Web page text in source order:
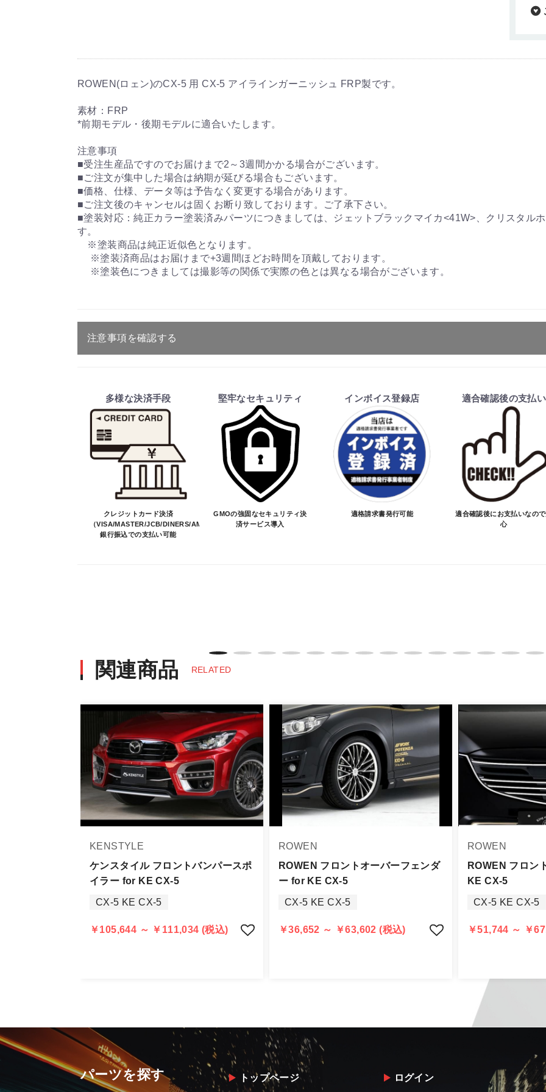
お買物を続ける
ROWEN(ロェン)のCX-5 用 CX-5 アイラインガーニッシュ FRP製です。
素材：FRP
*前期モデル・後期モデルに適合いたします。
注意事項
■受注生産品ですのでお届けまで2～3週間かかる場合がございます。
■ご注文が集中した場合は納期が延びる場合もございます。
■価格、仕様、データ等は予告なく変更する場合があります。
■ご注文後のキャンセルは固くお断り致しております。ご了承下さい。
■塗装対応：純正カラー塗装済みパーツにつきましては、ジェットブラックマイカ<41W>、クリスタル
す。
※塗装商品は純正近似色となります。
※塗装済商品はお届けまで+3週間ほどお時間を頂戴しております。
※塗装色につきましては撮影等の関係で実際の色とは異なる場合がございます。
注意事項を確認する
・ご注文受付後、メーカーに適合確認を行い、商品の価格・送料及び納期の正式なご連絡をしてか
そのため、ご注文後に適合確認を行い、適合しない場合はキャンセル可能です。
※商品はメーカー品のため予告無く価格が変わる場合があります。
※商品は予告無く生産及び販売不可となる場合があります。
・ご注文前の納期のお問い合わせは、ご注文時と納期が異なるトラブルが発生致しますのでお受け
納期を知りたい場合は、一旦ご注文のお手続きをお願い致します。
決済について
・ご注文後にメーカー確認を行い、商品が愛車に合うことを確認してから決済となります。
・決済後の正式注文後のキャンセルや変更は不可となりますので、商品やカラー等、お間違い無い
商品名や説明等でご確認ください。
・エアロパーツ・マフラー等の大型商品は、個人宅への直送・営業所止めができないことがあるこ
また、小さな商品でも、メーカーによっては個人宅直送・営業所止めが不可の場合がございます。
・発送先に、塗装・取付店等の業者様をご指定することをお奨め致します。
・メーカーによっては、配送先が自動車関連業者でなければ、配送出来ないことがあることは予め
お届け商品について
商品到着後は速やかに開封のうえ、中身をご確認下さい。
万一、商品に不具合があった場合は商品出荷後5日以内にご連絡をお願いします。
なお、塗装・加工・装着後の交換や返品は、理由を問わず一切お受けできません。
当社よりメーカー・運送会社へ状況報告・確認の上、同等品・代替品への交換対応の手配をさせて
多様な決済手段
クレジットカード決済
（VISA/MASTER/JCB/DINERS/AMEX）、
銀行振込での支払い可能
堅牢なセキュリティ
GMOの強固なセキュリティ決
済サービス導入
インボイス登録店
適格請求書発行可能
適合確認後の支払い
適合確認後にお支払いなの
心
関連商品 RELATED
KENSTYLE
ケンスタイル フロントバンパースポ
イラー for KE CX-5
CX-5 KE CX-5
￥105,644 ～ ￥111,034 (税込)
ROWEN
ROWEN フロントオーバーフェンダ
ー for KE CX-5
CX-5 KE CX-5
￥36,652 ～ ￥63,602 (税込)
ROWEN
ROWEN フロン
KE CX-5
CX-5 KE CX-5
￥51,744 ～ ￥
パーツを探す トップページ ログイン